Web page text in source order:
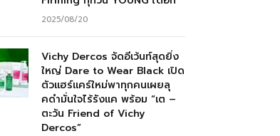
2025/08/20
Vichy Dercos จัดอีเว้นท์สุดยิ่ง
ใหญ่ Dare to Wear Black เปิด
ตัวแฮร์แคร์ใหม่พาทุกคนเผยลุ
คดำมั่นใจไร้รังแค พร้อม “เต –
ตะวัน Friend of Vichy
Dercos”